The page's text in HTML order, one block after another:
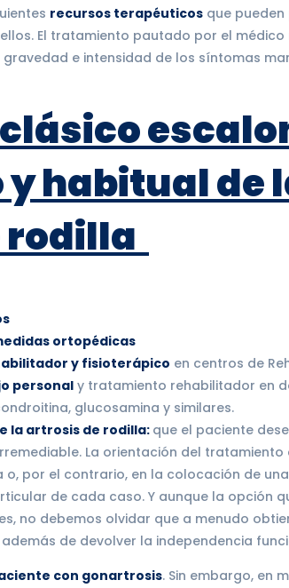
recursos terapéuticos que
El tratamiento pautado por el
e intensidad de los síntomas
habitual de
rodilla
ortopédicas
y fisioterápico en centros de
personaly tratamiento rehabilitador en
glucosamina y similares.
la artrosis de rodilla: que el paciente
La orientación del
por el contrario, en la colocación de
de cada caso. Y aunque la opción
no debemos olvidar que a menudo
de devolver la independencia
con gonartrosis. Sin embargo, en